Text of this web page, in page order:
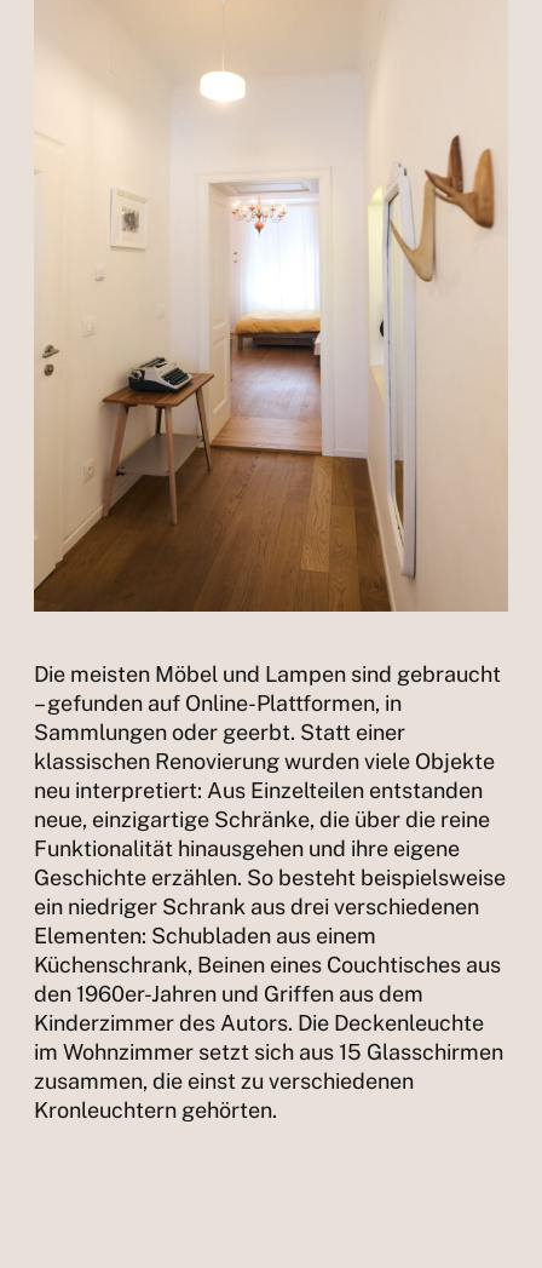
Die meisten Möbel und Lampen sind gebraucht
– gefunden auf Online-Plattformen, in
Sammlungen oder geerbt. Statt einer
klassischen Renovierung wurden viele Objekte
neu interpretiert: Aus Einzelteilen entstanden
neue, einzigartige Schränke, die über die reine
Funktionalität hinausgehen und ihre eigene
Geschichte erzählen. So besteht beispielsweise
ein niedriger Schrank aus drei verschiedenen
Elementen: Schubladen aus einem
Küchenschrank, Beinen eines Couchtisches aus
den 1960er-Jahren und Griffen aus dem
Kinderzimmer des Autors. Die Deckenleuchte
im Wohnzimmer setzt sich aus 15 Glasschirmen
zusammen, die einst zu verschiedenen
Kronleuchtern gehörten.